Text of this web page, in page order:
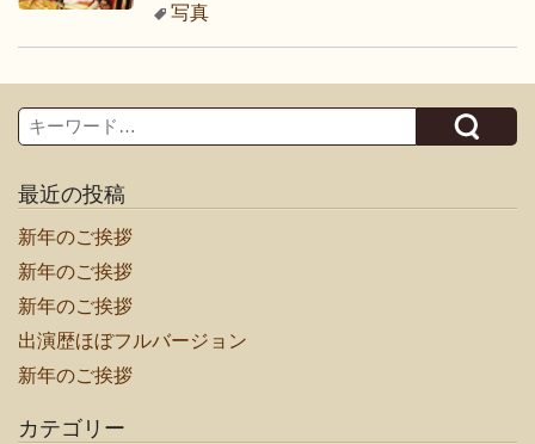
写真
Search
最近の投稿
新年のご挨拶
新年のご挨拶
新年のご挨拶
出演歴ほぼフルバージョン
新年のご挨拶
カテゴリー